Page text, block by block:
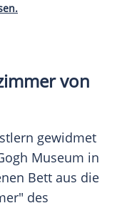
von
gewidmet
Museum in
Bett aus die
des